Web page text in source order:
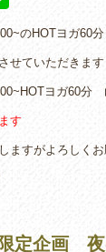
n
e
のHOTヨガ60
せていただきます
ヨガ60分
す
ますがよろしく
定企画 夜